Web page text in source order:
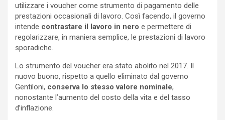
utilizzare i voucher come strumento di pagamento delle
prestazioni occasionali di lavoro. Così facendo, il governo
intende contrastare il lavoro in nero e permettere di
regolarizzare, in maniera semplice, le prestazioni di lavoro
sporadiche.
Lo strumento del voucher era stato abolito nel 2017. Il
nuovo buono, rispetto a quello eliminato dal governo
Gentiloni, conserva lo stesso valore nominale,
nonostante l’aumento del costo della vita e del tasso
d’inflazione.